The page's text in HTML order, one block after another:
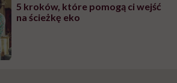
5 kroków, które pomogą ci wejść
na ścieżkę eko